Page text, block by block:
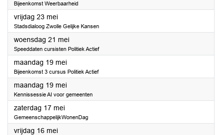
Bijeenkomst Weerbaarheid
vrijdag 23 mei2025
Stadsdialoog Zwolle Gelijke Kansen
woensdag 21 mei2025
Speeddaten cursisten Politiek Actief
maandag 19 mei2025
Bijeenkomst 3 cursus Politiek Actief
maandag 19 mei2025
Kennissessie AI voor gemeenten
zaterdag 17 mei2025
GemeenschappelijkWonenDag
vrijdag 16 mei2025